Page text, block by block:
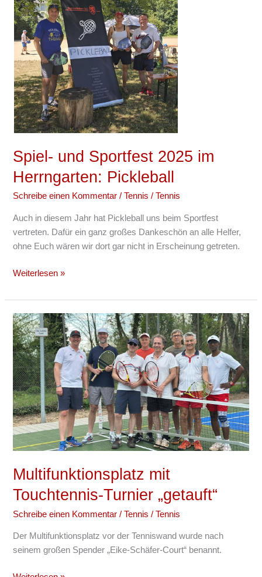
Spiel- und Sportfest 2025 im
Herrngarten: Pickleball
Schreibe einen Kommentar /Tennis /Tennis
Auch in diesem Jahr hat Pickleball uns beim Sportfest
vertreten. Dafür ein ganz großes Dankeschön an alle Helfer,
ohne Euch wären wir dort gar nicht in Erscheinung getreten.
Sportfest
2025
im
Herrngarten:
Pickleball
Weiterlesen »
Multifunktionsplatz mit
Touchtennis-Turnier „getauft“
Schreibe einen Kommentar /Tennis /Tennis
Der Multifunktionsplatz vor der Tenniswand wurde nach
seinem großen Spender „Eike-Schäfer-Court“ benannt.
Multifunktionsplatz
mit
Touchtennis-
Turnier
„getauft“